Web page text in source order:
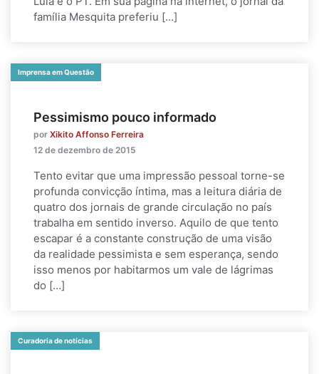
família Mesquita preferiu […]
Imprensa em Questão
Pessimismo pouco informado
por Xikito Affonso Ferreira
12 de dezembro de 2015
Tento evitar que uma impressão pessoal torne-se
profunda convicção íntima, mas a leitura diária de
quatro dos jornais de grande circulação no país
trabalha em sentido inverso. Aquilo de que tento
escapar é a constante construção de uma visão
da realidade pessimista e sem esperança, sendo
isso menos por habitarmos um vale de lágrimas
do […]
Curadoria de notícias